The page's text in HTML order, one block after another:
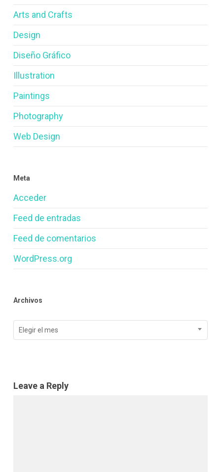
Arts and Crafts
Design
Diseño Gráfico
Illustration
Paintings
Photography
Web Design
Meta
Acceder
Feed de entradas
Feed de comentarios
WordPress.org
Archivos
Archivos
Elegir el mes
Leave a Reply